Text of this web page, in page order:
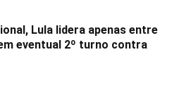
Lula lidera apenas entre
eventual 2º turno contra